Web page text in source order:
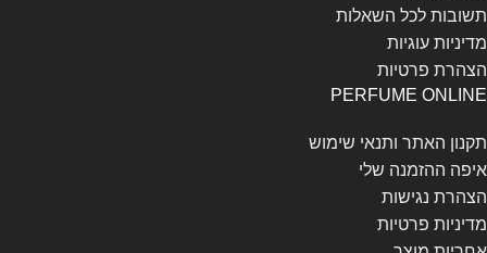
תשובות לכל השאלות
מדיניות עוגיות
הצהרת פרטיות
PERFUME ONLINE
תקנון האתר ותנאי שימוש
איפה ההזמנה שלי
הצהרת נגישות
מדיניות פרטיות